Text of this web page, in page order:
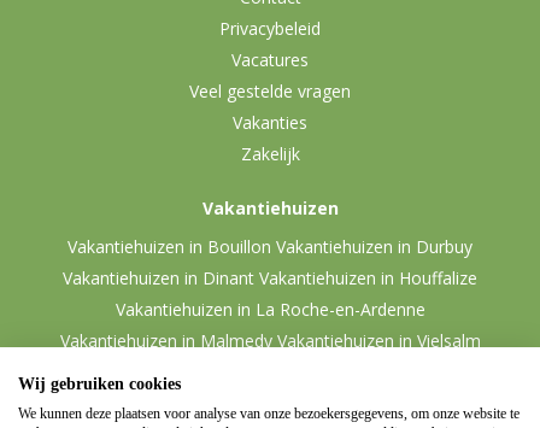
Privacybeleid
Vacatures
Veel gestelde vragen
Vakanties
Zakelijk
Vakantiehuizen
Vakantiehuizen in Bouillon Vakantiehuizen in Durbuy
Vakantiehuizen in Dinant Vakantiehuizen in Houffalize
Vakantiehuizen in La Roche-en-Ardenne
Vakantiehuizen in Malmedy Vakantiehuizen in Vielsalm
Wij gebruiken cookies
We kunnen deze plaatsen voor analyse van onze bezoekersgegevens, om onze website te